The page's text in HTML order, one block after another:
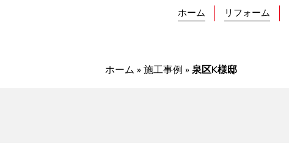
ホーム リフォーム
ホーム » 施工事例 » 泉区K様邸